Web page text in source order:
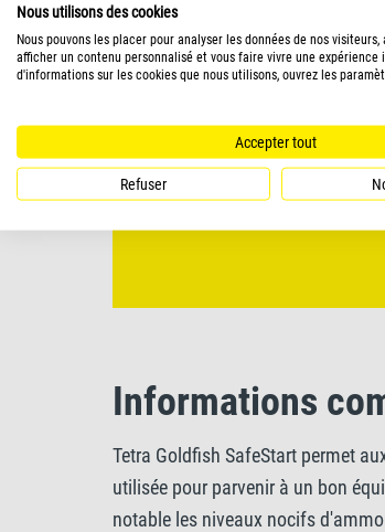
Informations
Tetra Goldfish SafeStart permet
utilisée pour parvenir à un bon
notable les niveaux nocifs
Nous utilisons des cookies
Nous pouvons les placer pour analyser les données de nos
afficher un contenu personnalisé et vous faire vivre une expérience
d'informations sur les cookies que nous utilisons, ouvrez les
Accepter tout
Refuser